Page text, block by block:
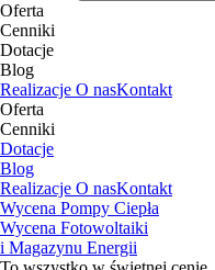
Oferta
Cenniki
Dotacje
Blog
Realizacje O nasKontakt
Oferta
Cenniki
Dotacje
Blog
Realizacje O nasKontakt
Wycena Pompy Ciepła
Wycena Fotowoltaiki
i Magazynu Energii